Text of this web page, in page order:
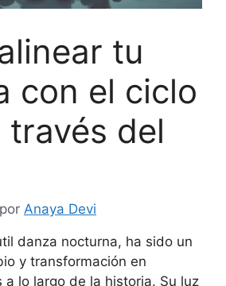
tu
con el ciclo
través del
por Anaya Devi
danza nocturna, ha sido un
y transformación en
a lo largo de la historia. Su luz